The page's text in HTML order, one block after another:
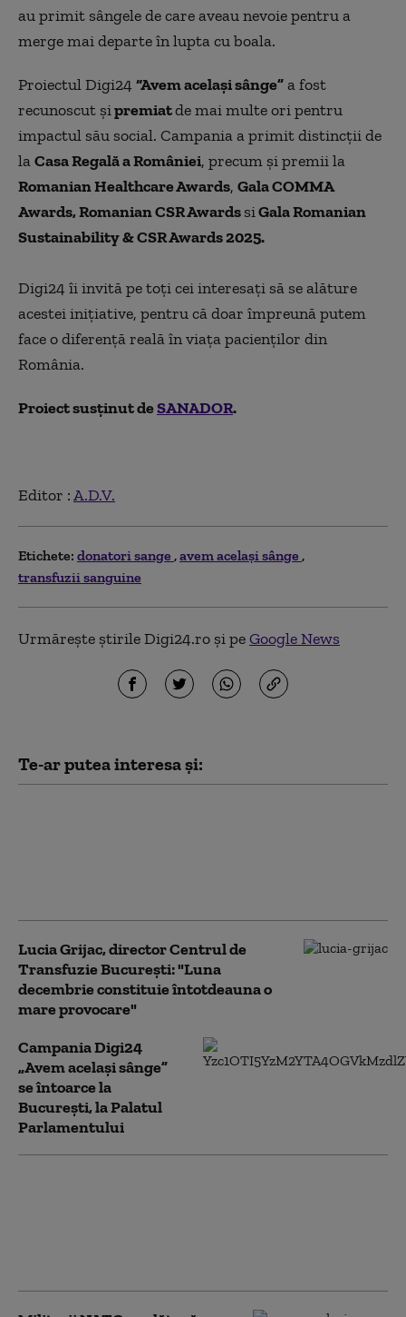
au primit sângele de care aveau nevoie pentru a
merge mai departe în lupta cu boala.
Proiectul Digi24 “Avem același sânge”a fost
recunoscut șipremiatde mai multe ori pentru
impactul său social. Campania a primit distincții de
laCasa Regalăa României, precum și premii la
Romanian Healthcare Awards, Gala COMMA
Awards, Romanian CSR AwardssiGala Romanian
Sustainability & CSR Awards 2025.
Digi24 îi invită pe toți cei interesați să se alăture
acestei inițiative, pentru că doar împreună putem
face o diferență reală în viața pacienților din
România.
Proiect susținut deSANADOR.
Editor :A.D.V.
Etichete: donatori sange avem același sânge
transfuzii sanguine
Urmărește știrile Digi24.ro și peGoogle News
Te-ar putea interesa și:
Lucia Grijac, director Centrul de
Transfuzie București: "Luna
decembrie constituie întotdeauna o
mare provocare"
Campania Digi24
„Avem același sânge”
se întoarce la
București, la Palatul
Parlamentului